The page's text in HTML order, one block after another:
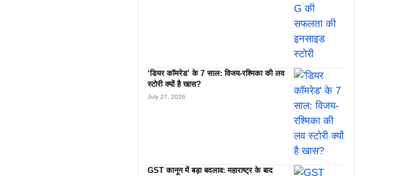
‘डियर कॉमरेड’ के 7 साल: विजय-रश्मिका की लव
स्टोरी क्यों है खास?
July 27, 2026
GST कानून में बड़ा बदलाव: महाराष्ट्र के बाद